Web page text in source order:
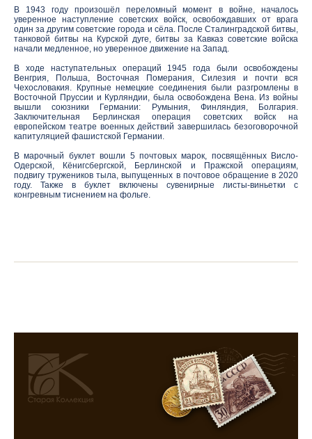
В 1943 году произошёл переломный момент в войне, началось
уверенное наступление советских войск, освобождавших от врага
один за другим советские города и сёла. После Сталинградской битвы,
танковой битвы на Курской дуге, битвы за Кавказ советские войска
начали медленное, но уверенное движение на Запад.
В ходе наступательных операций 1945 года были освобождены
Венгрия, Польша, Восточная Померания, Силезия и почти вся
Чехословакия. Крупные немецкие соединения были разгромлены в
Восточной Пруссии и Курляндии, была освобождена Вена. Из войны
вышли союзники Германии: Румыния, Финляндия, Болгария.
Заключительная Берлинская операция советских войск на
европейском театре военных действий завершилась безоговорочной
капитуляцией фашистской Германии.
В марочный буклет вошли 5 почтовых марок, посвящённых Висло-
Одерской, Кёнигсбергской, Берлинской и Пражской операциям,
подвигу тружеников тыла, выпущенных в почтовое обращение в 2020
году. Также в буклет включены сувенирные листы-виньетки с
конгревным тиснением на фольге.